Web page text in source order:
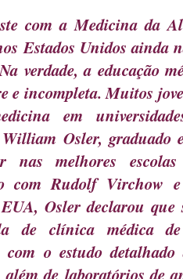
com a Medicina da
Estados Unidos ainda
verdade, a educação
e incompleta. Muitos
em
William Osler, graduado
nas melhores
com Rudolf Virchow
Osler declarou
de clínica médica
com o estudo